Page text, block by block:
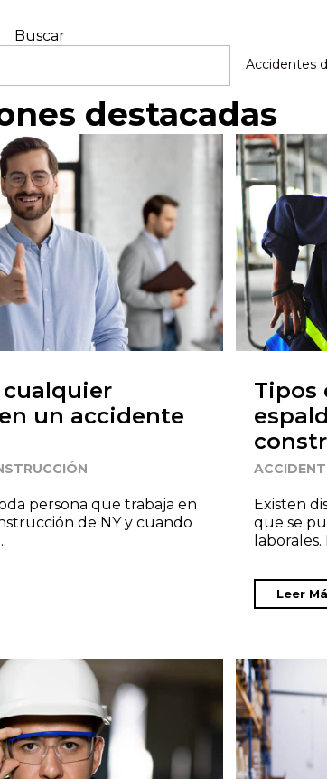
Buscar
Accidentes
destacadas
cualquier
un accidente
persona que trabaja en
de NY y cuando
Tipos
Existen
que se
Leer